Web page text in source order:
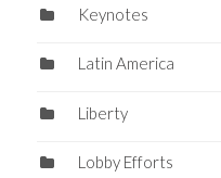
Keynotes
Latin America
Liberty
Lobby Efforts